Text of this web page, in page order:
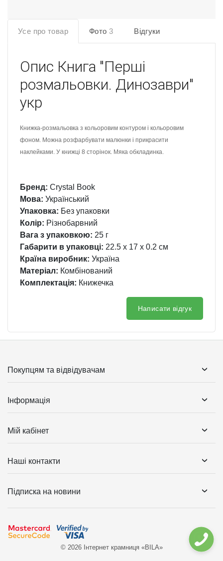
Усе про товар Фото 3 Відгуки
Опис Книга "Перші
розмальовки. Динозаври"
укр
Книжка-розмальовка з кольоровим контуром і кольоровим
фоном. Можна розфарбувати малюнки і прикрасити
наклейками. У книжці 8 сторінок. Мяка обкладинка.
Бренд: Crystal Book
Мова: Український
Упаковка: Без упаковки
Колір: Різнобарвний
Вага з упаковкою: 25 г
Габарити в упаковці: 22.5 x 17 x 0.2 см
Країна виробник: Україна
Матеріал: Комбінований
Комплектація: Книжечка
Написати відгук
Покупцям та відвідувачам
Інформація
Мій кабінет
Наші контакти
Підписка на новини
© 2026 Інтернет крамниця «BILA»